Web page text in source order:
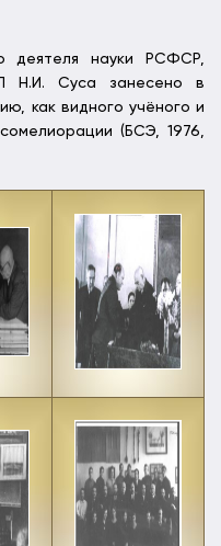
деятеля науки РСФСР,
Н.И. Суса занесено в
как видного учёного и
(БСЭ, 1976,